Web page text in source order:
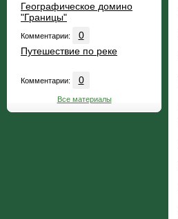
Географическое домино
"Границы"
Комментарии:
0
Путешествие по реке
Комментарии: 0
Все материалы